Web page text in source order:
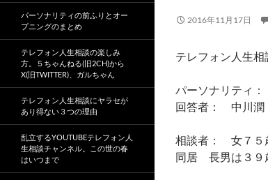
2016年11月17日
テレフォン人生
パーソナリティ
回答者： 中川潤
相談者： 女７５
同居 長男は３９
パーソナリティの前ふりとオー
プニングのまとめ
テレフォン人生相談の楽しみ
方。５ちゃんねる(旧2CH)から
X(旧TWITTER)、ガルちゃん
テレフォン人生相談にヤラセが
あり得ない３つの理由
乱立するYOUTUBEテレフォン人
生相談チャンネル。この世の春
はいつまで